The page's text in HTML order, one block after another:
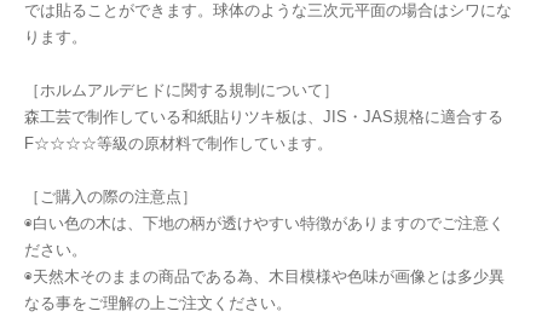
では貼ることができます。球体のような三次元平面の場合はシワにな
ります。
［ホルムアルデヒドに関する規制について］
森工芸で制作している和紙貼りツキ板は、JIS・JAS規格に適合する
F☆☆☆☆等級の原材料で制作しています。
［ご購入の際の注意点］
◉白い色の木は、下地の柄が透けやすい特徴がありますのでご注意く
ださい。
◉天然木そのままの商品である為、木目模様や色味が画像とは多少異
なる事をご理解の上ご注文ください。